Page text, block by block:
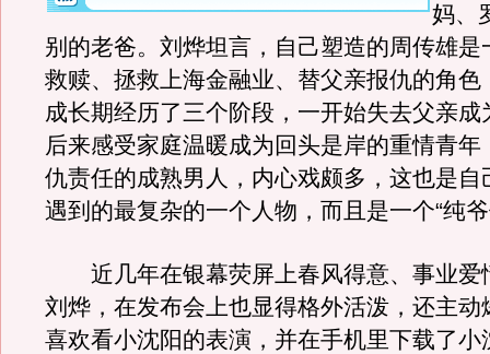
妈、
别的老爸。刘烨坦言，自己塑造的周传雄是
救赎、拯救上海金融业、替父亲报仇的角色
成长期经历了三个阶段，一开始失去父亲成
后来感受家庭温暖成为回头是岸的重情青年
仇责任的成熟男人，内心戏颇多，这也是自
遇到的最复杂的一个人物，而且是一个“纯
近几年在银幕荧屏上春风得意、事业爱
刘烨，在发布会上也显得格外活泼，还主动
喜欢看小沈阳的表演，并在手机里下载了小